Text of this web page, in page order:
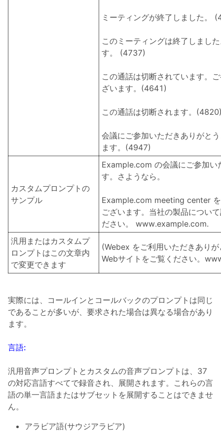
ミーティングが終了しました。
このミーティングは終了しまし
す。 (4737)
この通話は切断されています。
ざいます。(4641)
この通話は切断されます。
会議にご参加いただきありがと
ます。(4947)
カスタムプロンプトの
サンプル
Example.com の会議にご参加い
す。さようなら。
Example.com meeting center
ございます。当社の製品につい
ださい。 www.example.com.
汎用またはカスタムプ
ロンプトはこの文章内
で変更できます
(Webex をご利用いただきあり
Webサイトをご覧ください。
実際には、コールインとコールバックのプロンプトは同じ
であることが多いが、要求された場合は異なる場合があり
ます。
言語:
汎用音声プロンプトとカスタムの音声プロンプトは、37
の対応言語すべてで録音され、展開されます。これらの言
語の単一言語またはサブセットを展開することはできませ
ん。
アラビア語(サウジアラビア)